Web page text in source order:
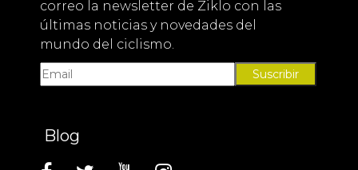
620 140 124
Suscríbete a nuestra
Inscríbete aquí si quieres recibir en tu
correo la newsletter de Ziklo con las